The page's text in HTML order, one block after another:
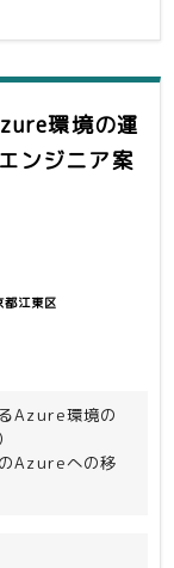
環境の運
ンジニア案
都江東区
Azure環境の
Azureへの移
ては「今後担